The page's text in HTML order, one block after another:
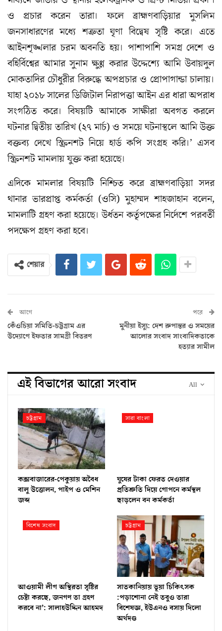
ও প্রচার করেন তারা। ফলে ব্রাহ্মণবাড়িয়ার মুসলিম
জনসাধারণের মধ্যে শত্রুতা ঘৃণা বিদ্বেষ সৃষ্টি করে। এতে
আইনশৃঙ্খলার চরম অবনতি হয়। পাশাপাশি সমগ্র দেশে ও
বহির্বিশ্বের আমার সুনাম ক্ষুণ্ণ করার উদ্দেশ্যে আমি উবায়দুল
মোকতাদির চৌধুরীর বিরুদ্ধে অপপ্রচার ও প্রোপাগান্ডা চালায়।
যাহা ২০১৮ সালের ডিজিটাল নিরাপত্তা আইন এর ধারা অপরাধ
সংগঠিত করে। বিষয়টি আমাকে সাক্ষীরা অবগত করলে
ঘটনার দ্বিতীয় তারিখ (২৭ মার্চ) ও সময়ে ঘটনাস্থলে আমি উক্ত
বক্তব্য দেখে স্ক্রিনশট নিয়ে হার্ড কপি সংগ্রহ করি।’ এসব
স্ক্রিনশট মামলায় যুক্ত করা হয়েছে।
এদিকে মামলার বিষয়টি নিশ্চিত করে ব্রাহ্মণবাড়িয়া সদর
থানার ভারপ্রাপ্ত কর্মকর্তা (ওসি) মুহাম্মদ শাহজাহান বলেন,
মামলাটি গ্রহণ করা হয়েছে। উর্ধতন কর্তৃপক্ষের নির্দেশে পরবর্তী
পদক্ষেপ গ্রহণ করা হবে।
শেয়ার
আগে
কেঁওচিয়া সমিতি-চট্টগ্রাম এর
উদ্যোগে ইফতার সামগ্রী বিতরণ
পরে
মুনীয়া ইস্যু: দেশ রুপান্তর ও সময়ের
আলোর সংবাদ সাংবাদিকতাকে
হত্যার সামীল
All
এই বিভাগের আরো সংবাদ
চট্টগ্রাম
কক্সবাজারের-পেকুয়ায় অবৈধ
বালু উত্তোলন, পাইপ ও মেশিন
জব্দ
সারা বাংলা
ঘুষের টাকা ফেরত দেওয়ার
প্রতিশ্রুতি দিয়ে গোপনে কর্মস্থল
ছাড়লেন বন কর্মকর্তা
বিশেষ সংবাদ
আওয়ামী লীগ অস্থিরতা সৃষ্টির
চেষ্টা করছে, জনগণ তা গ্রহণ
করবে না’: সালাহউদ্দিন আহমদ
চট্টগ্রাম
সাতকানিয়ায় ভূয়া চিকিৎসক
:পড়াশোনা নেই তবুও তারা
বিশেষজ্ঞ, ইউএনও বসায় দিলো
অর্থদণ্ড